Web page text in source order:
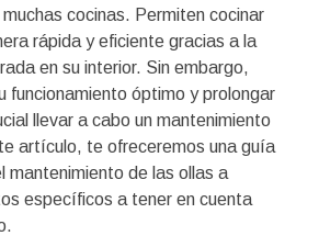
cocinas. Permiten cocinar
rápida y eficiente gracias a la
en su interior. Sin embargo,
funcionamiento óptimo y prolongar
llevar a cabo un mantenimiento
artículo, te ofreceremos una guía
mantenimiento de las ollas a
específicos a tener en cuenta